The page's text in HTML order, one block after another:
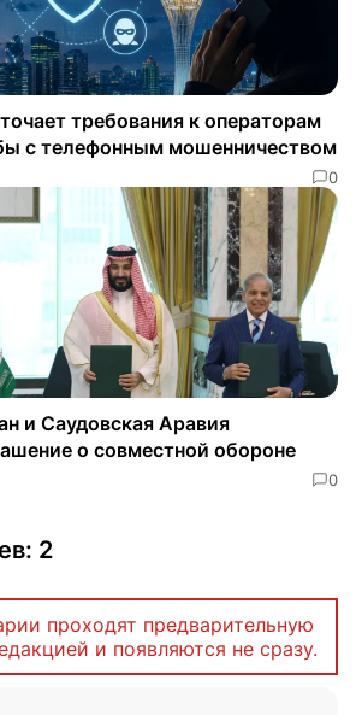
требования к операторам
с телефонным мошенничеством
0
и Саудовская Аравия
о совместной обороне
0
2
проходят предварительную
и появляются не сразу.